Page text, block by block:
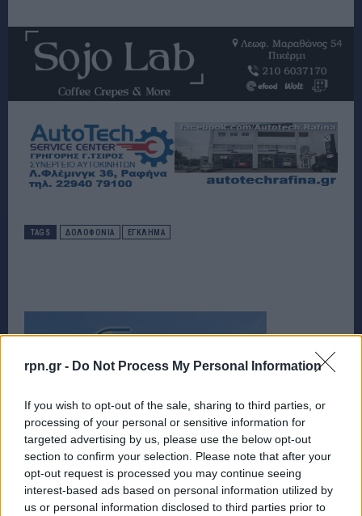
rpn.gr - Do Not Process My Personal Information
If you wish to opt-out of the sale, sharing to third parties, or
processing of your personal or sensitive information for
targeted advertising by us, please use the below opt-out
section to confirm your selection. Please note that after your
opt-out request is processed you may continue seeing
interest-based ads based on personal information utilized by
us or personal information disclosed to third parties prior to
TAGS ΔΟΛΟΦΟΝΙΑ ΕΓΚΛΗΜΑ